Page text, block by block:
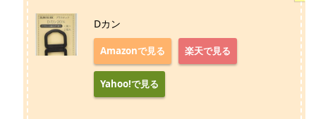
Dカン
Amazonで見る 楽天で見る
Yahoo!で見る